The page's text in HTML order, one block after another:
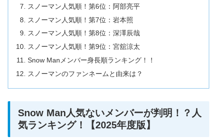
スノーマン人気順！第6位：阿部亮平
スノーマン人気順！第7位：岩本照
スノーマン人気順！第8位：深澤辰哉
スノーマン人気順！第9位：宮舘涼太
Snow Manメンバー身長順ランキング！！
スノーマンのファンネームと由来は？
Snow Man人気ないメンバーが判明！？人
気ランキング！【2025年度版】